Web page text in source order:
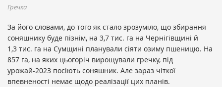
Гречка
За його словами, до того як стало зрозуміло, що збирання
соняшнику буде пізнім, на 3,7 тис. га на Чернігівщині й
1,3 тис. га на Сумщині планували сіяти озиму пшеницю. На
857 га, на яких цьогоріч вирощували гречку, під
урожай-2023 посіють соняшник. Але зараз чіткої
впевненості немає щодо реалізації цих планів.